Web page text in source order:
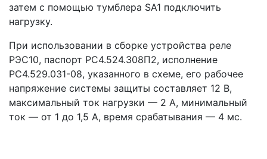
затем с помощью тумблера SA1 подключить
нагрузку.
При использовании в сборке устройства реле
РЭС10, паспорт РС4.524.308П2, исполнение
РС4.529.031-08, указанного в схеме, его рабочее
напряжение системы защиты составляет 12 В,
максимальный ток нагрузки — 2 А, минимальный
ток — от 1 до 1,5 А, время срабатывания — 4 мс.